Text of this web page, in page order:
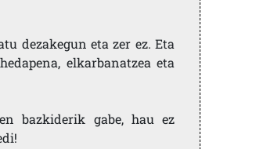
dezakegun eta zer ez. Eta
elkarbanatzea eta
bazkiderik gabe, hau ez